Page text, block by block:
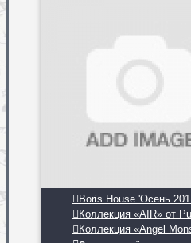
Boris House 'Осень
Коллекция «AIR» от
Коллекция «Angel